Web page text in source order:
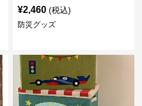
¥2,460 (税込)
防災グッズ